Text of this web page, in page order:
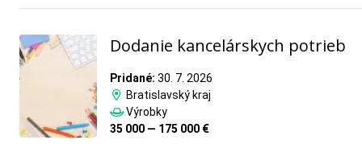
Dodanie kancelárskych potrieb
Pridané: 30. 7. 2026
Bratislavský kraj
Výrobky
35 000 — 175 000 €